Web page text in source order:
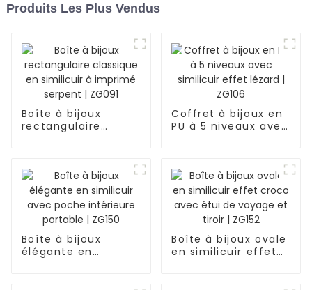
Produits Les Plus Vendus
Boîte à bijoux
rectangulaire
Coffret à bijoux en
PU à 5 niveaux avec
Boîte à bijoux
élégante en
Boîte à bijoux ovale
en similicuir effet